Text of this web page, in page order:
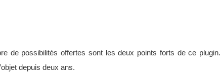
de possibilités offertes sont les deux points forts de ce plugin.
depuis deux ans.